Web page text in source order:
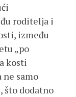
roditelja i
između
„po
kosti
ne samo
što dodatno